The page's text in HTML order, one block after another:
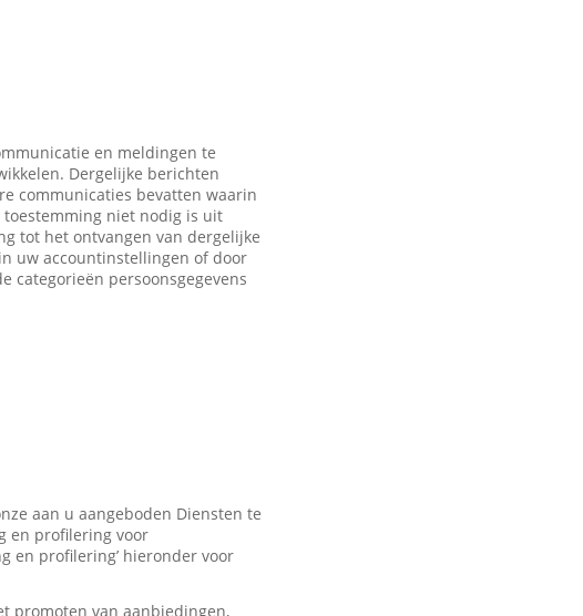
en meldingen te
Dergelijke berichten
communicaties bevatten waarin
niet nodig is uit
tot het ontvangen van dergelijke
uw accountinstellingen of door
categorieën persoonsgegevens
aan u aangeboden Diensten te
en profilering voor
en profilering’ hieronder voor
promoten van aanbiedingen,